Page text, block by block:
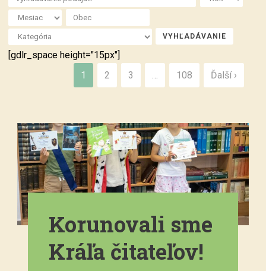
[gdlr_space height="15px"]
1
2 3 … 108 Ďalší ›
Korunovali sme
Kráľa čitateľov!